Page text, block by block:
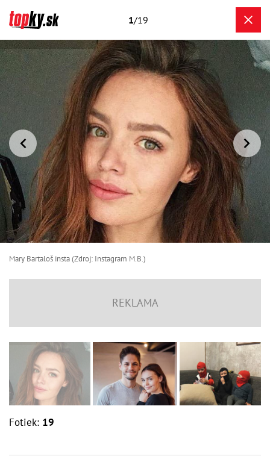
1/19
Mary Bartaloš insta (Zdroj: Instagram M.B.)
Fotiek: 19